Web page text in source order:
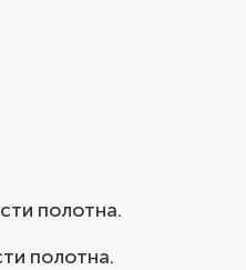
полотна.
полотна.